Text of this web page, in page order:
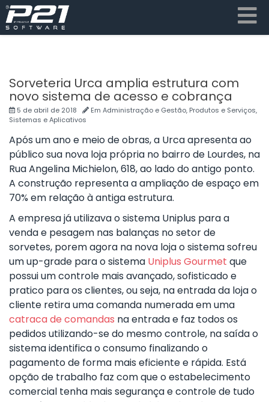
Sorveteria Urca amplia estrutura com
novo sistema de acesso e cobrança
5 de abril de 2018 Em Administração e Gestão, Produtos e Serviços,
Sistemas e Aplicativos
Após um ano e meio de obras, a Urca apresenta ao
público sua nova loja própria no bairro de Lourdes, na
Rua Angelina Michielon, 618, ao lado do antigo ponto.
A construção representa a ampliação de espaço em
70% em relação à antiga estrutura.
A empresa já utilizava o sistema Uniplus para a
venda e pesagem nas balanças no setor de
sorvetes, porem agora na nova loja o sistema sofreu
um up-grade para o sistema Uniplus Gourmet que
possui um controle mais avançado, sofisticado e
pratico para os clientes, ou seja, na entrada da loja o
cliente retira uma comanda numerada em uma
catraca de comandas na entrada e faz todos os
pedidos utilizando-se do mesmo controle, na saída o
sistema identifica o consumo finalizando o
pagamento de forma mais eficiente e rápida. Está
opção de trabalho faz com que o estabelecimento
comercial tenha mais segurança e controle de tudo